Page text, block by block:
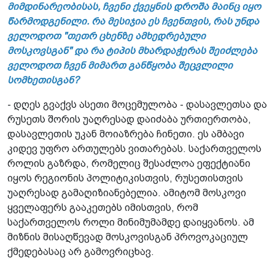
მიმდინარეობისას, ჩვენი ქვეყნის დროშა მაინც იყო
წარმოდგენილი. რა მესიჯია ეს ჩვენთვის, რას უნდა
ველოდოთ "თეთრ ცხენზე ამხედრებული
მოსკოვსგან" და რა ტიპის მხარდაჭერას შეიძლება
ველოდოთ ჩვენ მიმართ განწყობა შეცვლილი
სომხეთისგან?
- დღეს გვაქვს ასეთი მოცემულობა - დასავლეთსა და
რუსეთს შორის უაღრესად დაიძაბა ურთიერთობა,
დასავლეთის უკან მოიაზრება ჩინეთი. ეს ამბავი
კიდევ უფრო ართულებს ვითარებას. საქართველოს
როლის გაზრდა, რომელიც შესაძლოა ეფექტიანი
იყოს რეგიონის პოლიტიკისთვის, რუსეთისთვის
უაღრესად გამაღიზიანებელია. ამიტომ მოსკოვი
ყველაფერს გააკეთებს იმისთვის, რომ
საქართველოს როლი მინიმუმამდე დაიყვანოს. ამ
მიზნის მისაღწევად მოსკოვისგან პროვოკაციულ
ქმედებასაც არ გამოვრიცხავ.